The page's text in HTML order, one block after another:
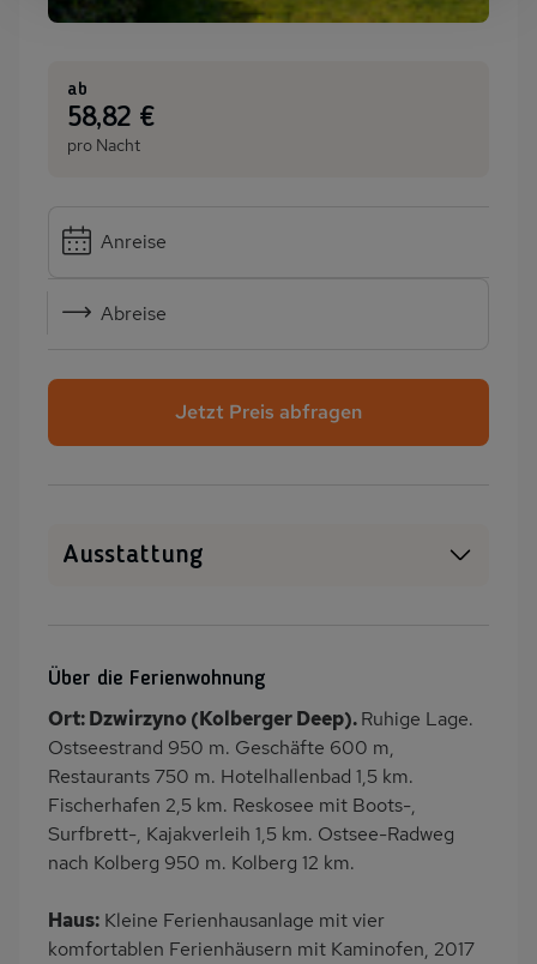
ab
:58,82 €
pro Nacht
Anreise
Abreise
Jetzt Preis abfragen
Ausstattung
Waschmaschine
Wäschetrockner
Garten
Terrasse
Balkon/Loggia
Grill
Kinderspielplatz
PKW-Parkplatz
Grundstück
Küche
Herd (4 Kochfelder)
Über die Ferienwohnung
Ort: Dzwirzyno (Kolberger Deep).Ruhige Lage.
Ostseestrand 950 m. Geschäfte 600 m,
Restaurants 750 m. Hotelhallenbad 1,5 km.
Fischerhafen 2,5 km. Reskosee mit Boots-,
Surfbrett-, Kajakverleih 1,5 km. Ostsee-Radweg
nach Kolberg 950 m. Kolberg 12 km.
Haus: Kleine Ferienhausanlage mit vier
komfortablen Ferienhäusern mit Kaminofen, 2017